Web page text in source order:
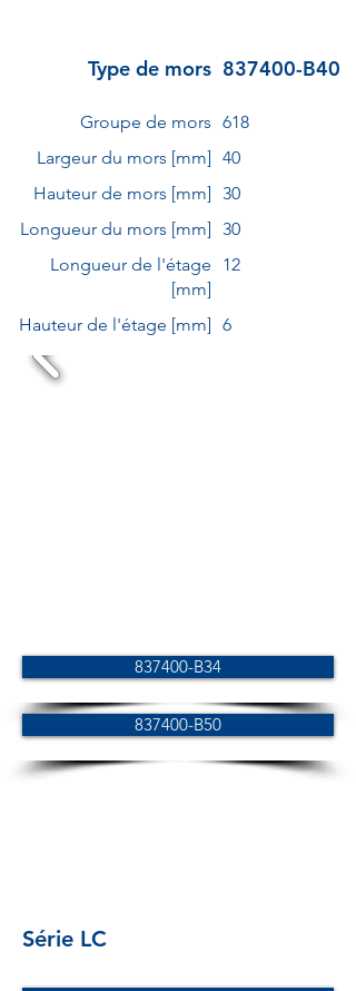
Type de mors 837400-B40
Groupe de mors 618
Largeur du mors [mm] 40
Hauteur de mors [mm] 30
Longueur du mors [mm] 30
Longueur de l'étage
[mm]
12
Hauteur de l'étage [mm] 6
837400-B34
837400-B50
Série LC